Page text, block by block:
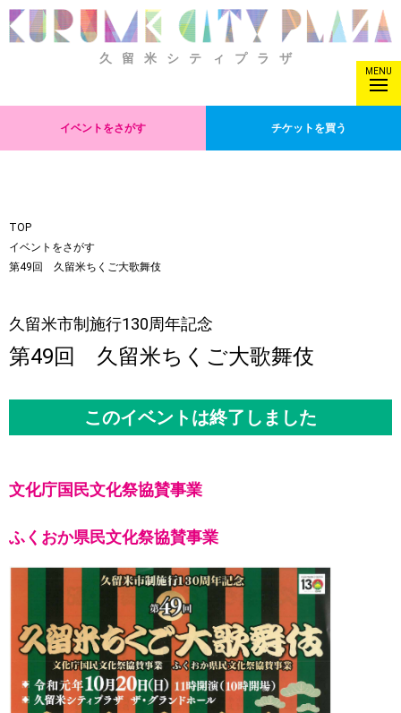
久留米シティプラザ
MENU
イベントをさがす チケットを買う
TOP
イベントをさがす
第49回 久留米ちくご大歌舞伎
久留米市制施行130周年記念
第49回 久留米ちくご大歌舞伎
このイベントは終了しました
文化庁国民文化祭協賛事業
ふくおか県民文化祭協賛事業